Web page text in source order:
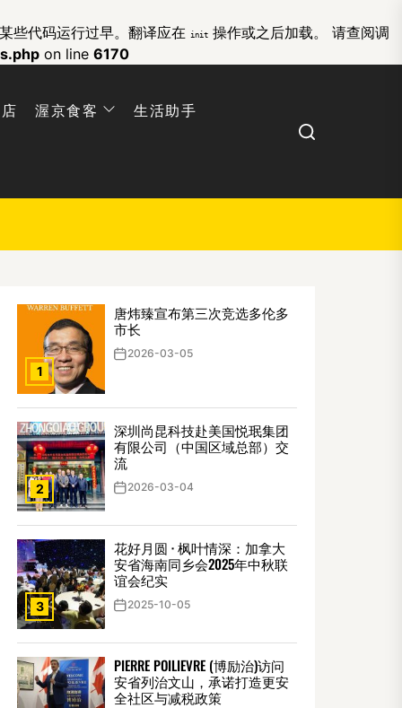
些代码运行过早。翻译应在 init 操作或之后加载。 请查阅调
on line 6170
渥京食客 生活助手
Search
1
唐炜臻宣布第三次竞选多伦多
市长
2026-03-05
2
深圳尚昆科技赴美国悦珉集团
有限公司（中国区域总部）交
流
2026-03-04
3
花好月圆 · 枫叶情深：加拿大
安省海南同乡会2025年中秋联
谊会纪实
2025-10-05
PIERRE POILIEVRE (博励治)访问
安省列治文山，承诺打造更安
全社区与减税政策